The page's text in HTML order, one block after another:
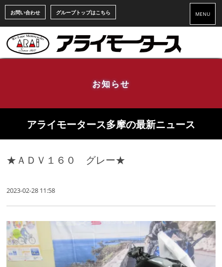
お問い合わせ グループトップはこちら MENU
お知らせ
アライモータース多摩の最新ニュース
★ＡＤＶ１６０ グレー★
2023-02-28 11:58